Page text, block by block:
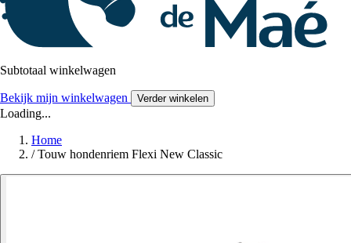
Subtotaal winkelwagen
Bekijk mijn winkelwagen Verder winkelen
Loading...
Home
/ Touw hondenriem Flexi New Classic